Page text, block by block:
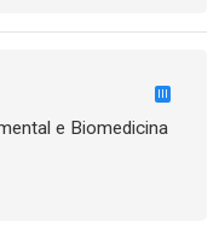
III
e Biomedicina